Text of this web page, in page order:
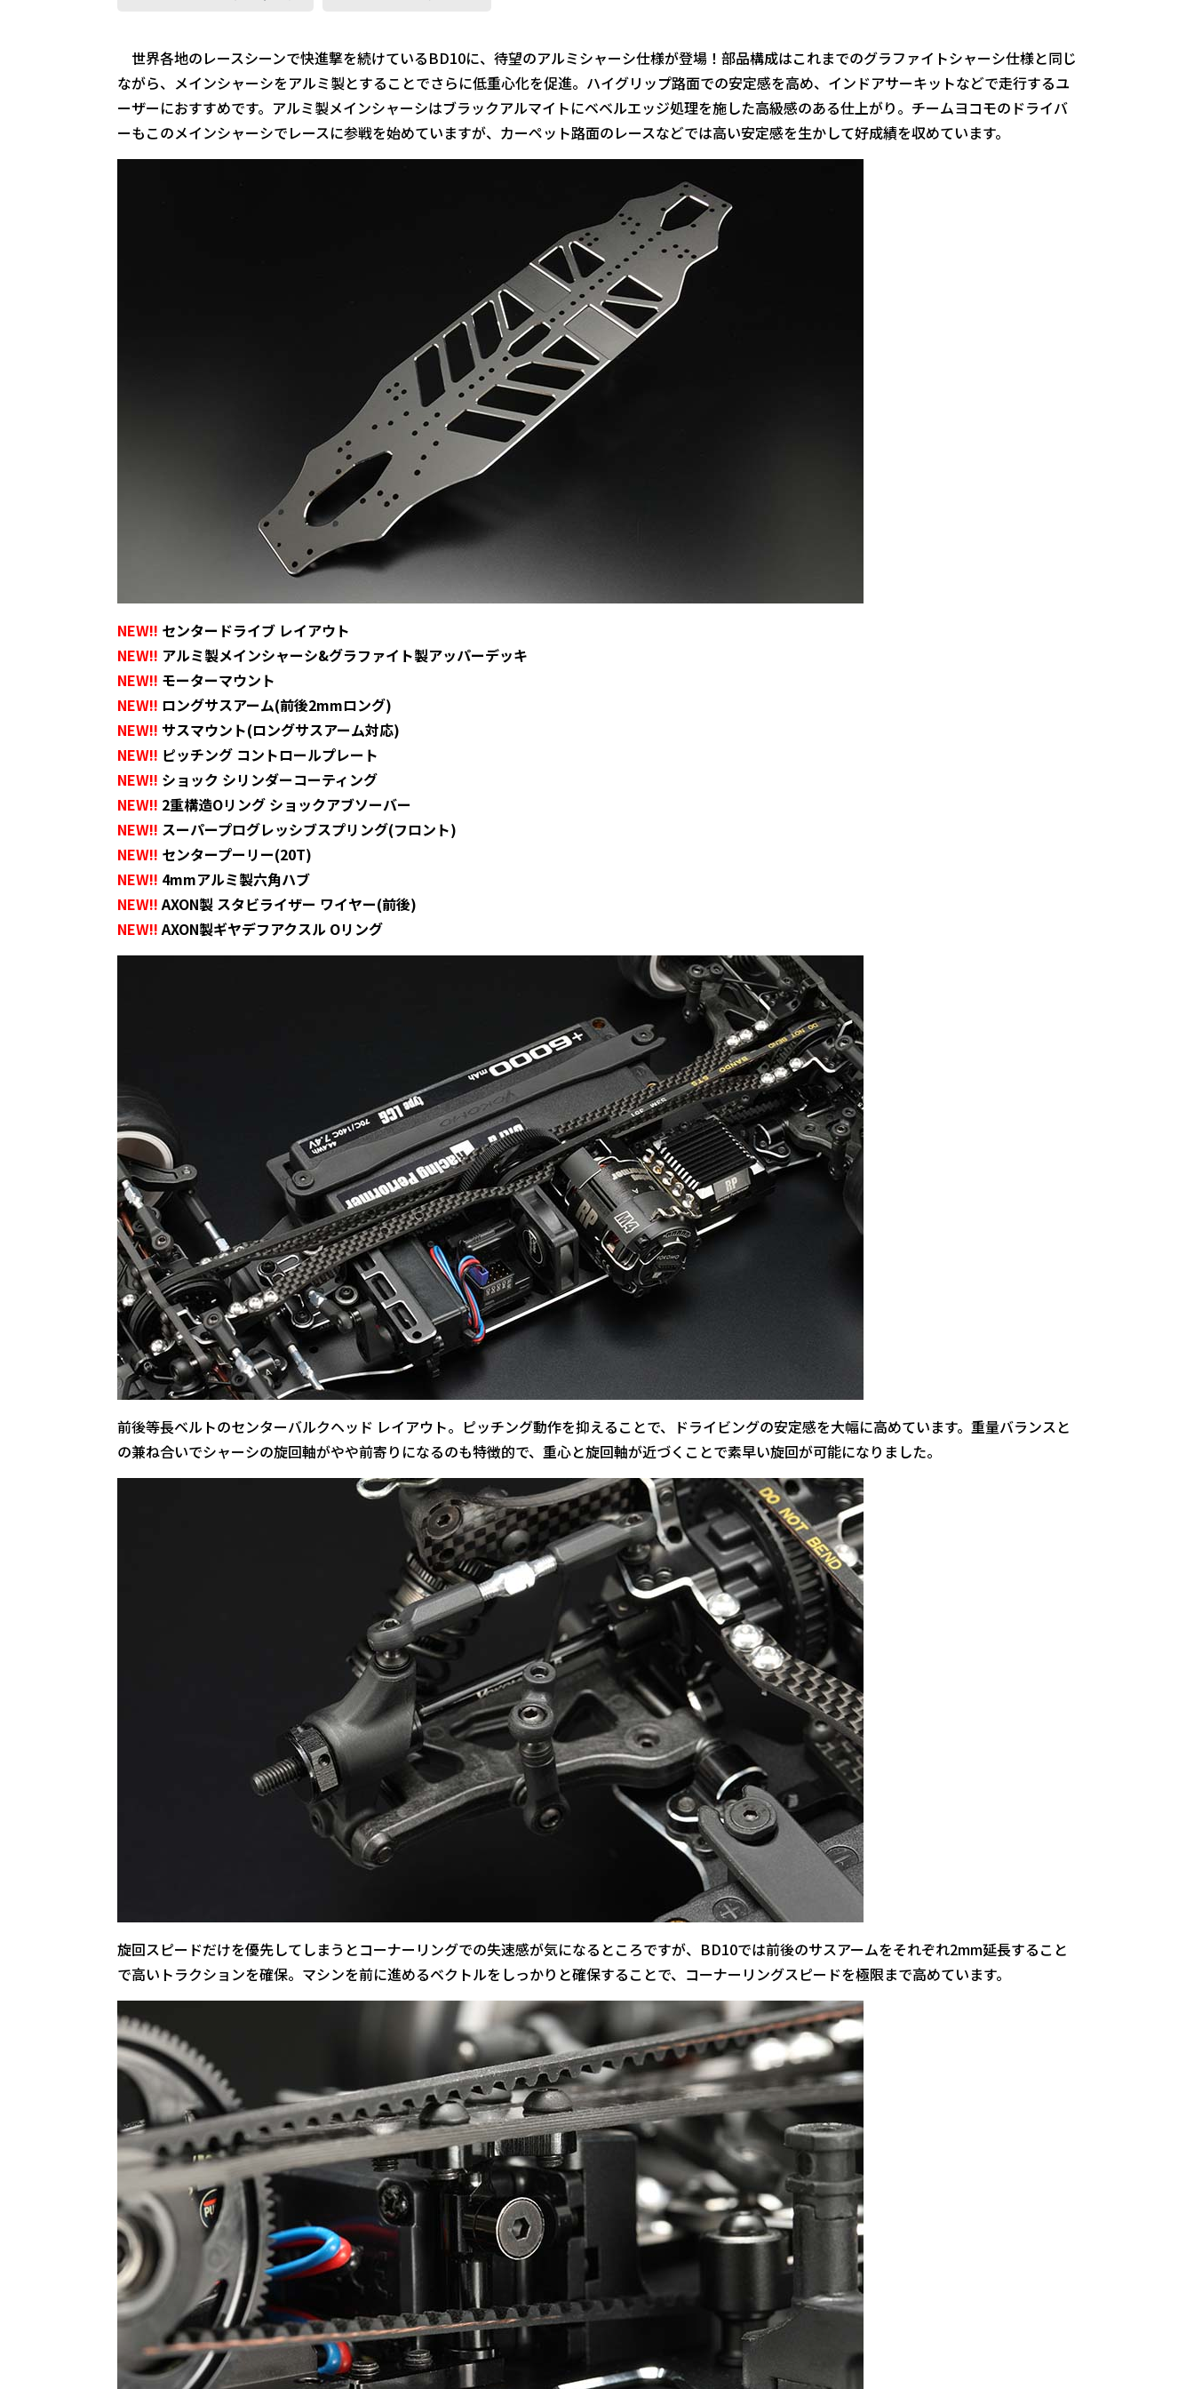
世界各地のレースシーンで快進撃を続けているBD10に、待望のアルミシャーシ仕様が登場！部品構成はこれまでのグラファイトシャーシ仕様と同じ
ながら、メインシャーシをアルミ製とすることでさらに低重心化を促進。ハイグリップ路面での安定感を高め、インドアサーキットなどで走行するユ
ーザーにおすすめです。アルミ製メインシャーシはブラックアルマイトにベベルエッジ処理を施した高級感のある仕上がり。チームヨコモのドライバ
ーもこのメインシャーシでレースに参戦を始めていますが、カーペット路面のレースなどでは高い安定感を生かして好成績を収めています。
NEW!! センタードライブ レイアウト
NEW!! アルミ製メインシャーシ&グラファイト製アッパーデッキ
NEW!! モーターマウント
NEW!! ロングサスアーム(前後2mmロング)
NEW!! サスマウント(ロングサスアーム対応)
NEW!! ピッチング コントロールプレート
NEW!! ショック シリンダーコーティング
NEW!! 2重構造Oリング ショックアブソーバー
NEW!! スーパープログレッシブスプリング(フロント)
NEW!! センタープーリー(20T)
NEW!! 4mmアルミ製六角ハブ
NEW!!AXON製 スタビライザー ワイヤー(前後)
NEW!!AXON製ギヤデフアクスル Oリング
前後等長ベルトのセンターバルクヘッド レイアウト。ピッチング動作を抑えることで、ドライビングの安定感を大幅に高めています。重量バランスと
の兼ね合いでシャーシの旋回軸がやや前寄りになるのも特徴的で、重心と旋回軸が近づくことで素早い旋回が可能になりました。
旋回スピードだけを優先してしまうとコーナーリングでの失速感が気になるところですが、BD10では前後のサスアームをそれぞれ2mm延長すること
で高いトラクションを確保。マシンを前に進めるベクトルをしっかりと確保することで、コーナーリングスピードを極限まで高めています。